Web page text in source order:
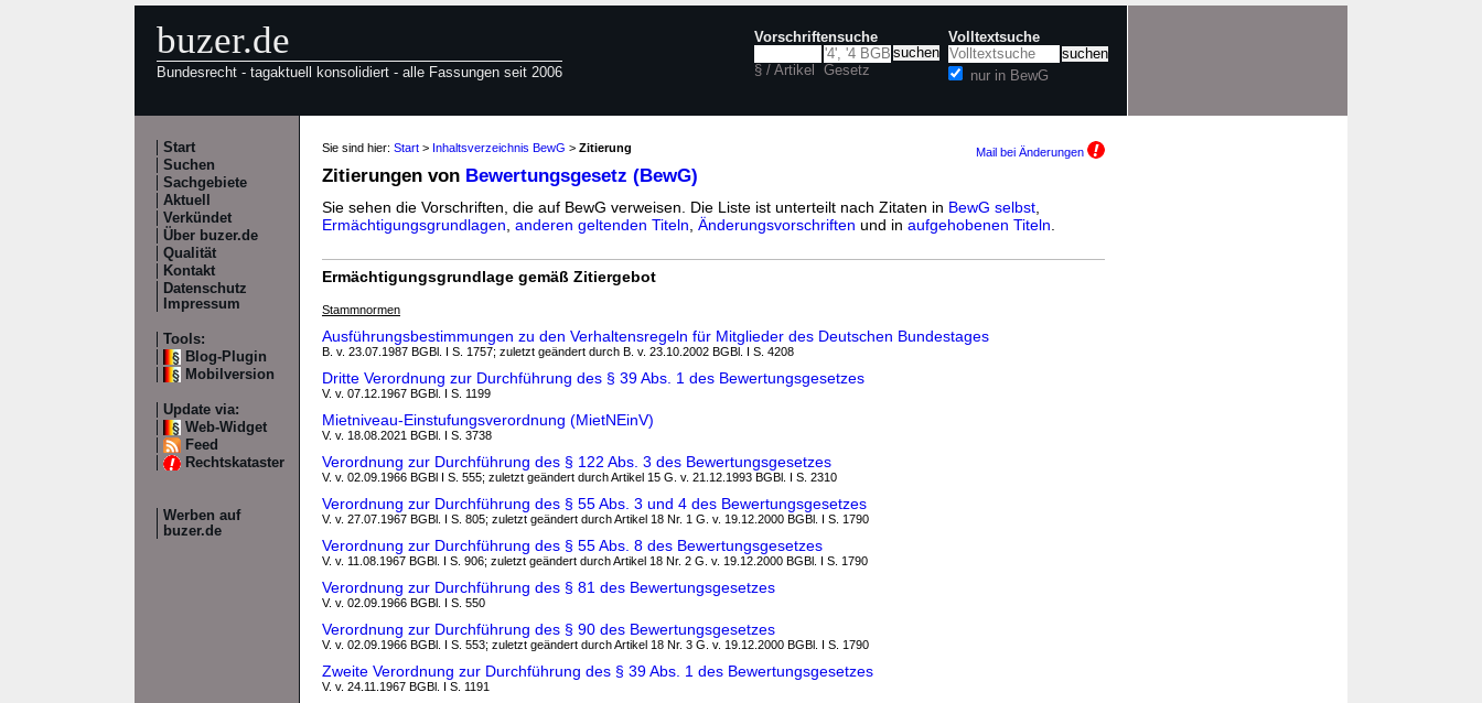
buzer.de
Bundesrecht - tagaktuell konsolidiert - alle Fassungen seit 2006
Vorschriftensuche
§ / Artikel Gesetz
Volltextsuche
nur in BewG
Start
Suchen
Sachgebiete
Aktuell
Verkündet
Über buzer.de
Qualität
Kontakt
Datenschutz
Impressum
Tools:
Blog-Plugin
Mobilversion
Update via:
Web-Widget
Feed
Rechtskataster
Werben auf
buzer.de
Sie sind hier: Start > Inhaltsverzeichnis BewG > Zitierung Mail bei Änderungen
Zitierungen von Bewertungsgesetz (BewG)
Sie sehen die Vorschriften, die auf BewG verweisen. Die Liste ist unterteilt nach Zitaten in BewG selbst
Ermächtigungsgrundlagen anderen geltenden Titeln Änderungsvorschriften und in aufgehobenen Titeln
Ermächtigungsgrundlage gemäß Zitiergebot
Stammnormen
Ausführungsbestimmungen zu den Verhaltensregeln für Mitglieder des Deutschen Bundestages
B. v. 23.07.1987 BGBl. I S. 1757; zuletzt geändert durch B. v. 23.10.2002 BGBl. I S. 4208
Dritte Verordnung zur Durchführung des § 39 Abs. 1 des Bewertungsgesetzes
V. v. 07.12.1967 BGBl. I S. 1199
Mietniveau-Einstufungsverordnung (MietNEinV)
V. v. 18.08.2021 BGBl. I S. 3738
Verordnung zur Durchführung des § 122 Abs. 3 des Bewertungsgesetzes
V. v. 02.09.1966 BGBl I S. 555; zuletzt geändert durch Artikel 15 G. v. 21.12.1993 BGBl. I S. 2310
Verordnung zur Durchführung des § 55 Abs. 3 und 4 des Bewertungsgesetzes
V. v. 27.07.1967 BGBl. I S. 805; zuletzt geändert durch Artikel 18 Nr. 1 G. v. 19.12.2000 BGBl. I S. 1790
Verordnung zur Durchführung des § 55 Abs. 8 des Bewertungsgesetzes
V. v. 11.08.1967 BGBl. I S. 906; zuletzt geändert durch Artikel 18 Nr. 2 G. v. 19.12.2000 BGBl. I S. 1790
Verordnung zur Durchführung des § 81 des Bewertungsgesetzes
V. v. 02.09.1966 BGBl. I S. 550
Verordnung zur Durchführung des § 90 des Bewertungsgesetzes
V. v. 02.09.1966 BGBl. I S. 553; zuletzt geändert durch Artikel 18 Nr. 3 G. v. 19.12.2000 BGBl. I S. 1790
Zweite Verordnung zur Durchführung des § 39 Abs. 1 des Bewertungsgesetzes
V. v. 24.11.1967 BGBl. I S. 1191